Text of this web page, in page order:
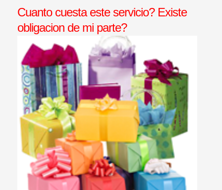
Cuanto cuesta este servicio? Existe
obligacion de mi parte?